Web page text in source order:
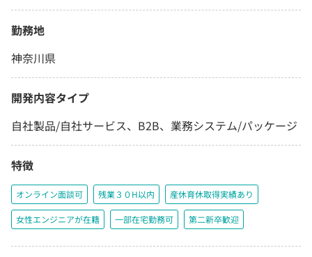
勤務地
神奈川県
開発内容タイプ
自社製品/自社サービス、B2B、業務システム/パッケージ
特徴
オンライン面談可 残業３０H以内 産休育休取得実績あり
女性エンジニアが在籍 一部在宅勤務可 第二新卒歓迎